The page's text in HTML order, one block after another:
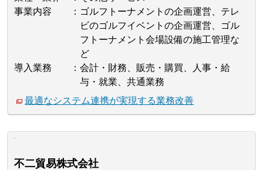
事業内容
ゴルフトーナメントの企画運営、テレ
ビのゴルフイベントの企画運営、ゴル
フトーナメント会場設備の施工管理な
ど
導入業務
会計・財務、販売・購買、人事・給
与・就業、共通業務
最適なシステム連携が実現する業務改善
不二貿易株式会社